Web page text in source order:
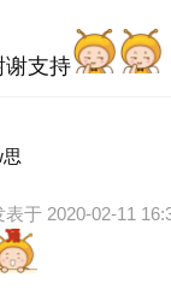
画。
序。
混拼、分类拼。
剪小花，放水
谢支持
表于 2020-02-11